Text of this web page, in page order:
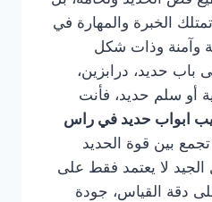
الخبرة والمهارة في
وآمنة وذات شكل
باب حديد، درابزين،
أو سلم حديد، فأنت
ابواب حديد في راس
بين قوة الحديد
لا يعتمد فقط على
دقة القياس، جودة